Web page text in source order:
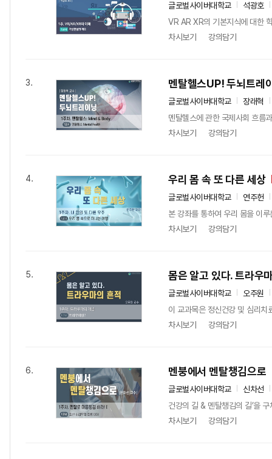
글로벌사이버대학교
석광호
VR AR XR의 기본지식에 대한
차시보기
강의담기
3. 멘탈헬스UP! 두뇌트레
글로벌사이버대학교
장래혁
멘탈헬스에 관한 국제사회 흐름
차시보기
강의담기
4. 우리 몸 속 또 다른 세상
글로벌사이버대학교
연주헌
본 강좌를 통하여 우리 몸을 이
차시보기
강의담기
5. 몸은 알고 있다. 트라우
글로벌사이버대학교
오주원
이 교과목은 정신건강 및 심리치
차시보기
강의담기
6. 멘붕에서 멘탈챙김으로
글로벌사이버대학교
신차선
건강의 길 & 멘탈챙김의 길’을
차시보기
강의담기